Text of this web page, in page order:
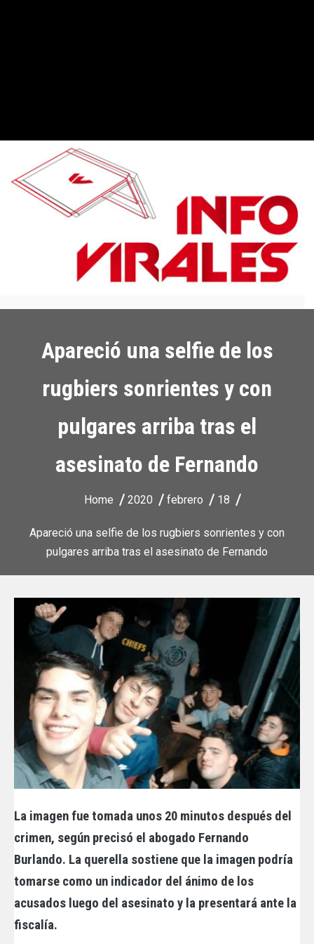
Apareció una selfie de los
rugbiers sonrientes y con
pulgares arriba tras el
asesinato de Fernando
Home 2020 febrero 18
Apareció una selfie de los rugbiers sonrientes y con
pulgares arriba tras el asesinato de Fernando
La imagen fue tomada unos 20 minutos después del
crimen, según precisó el abogado Fernando
Burlando. La querella sostiene que la imagen podría
tomarse como un indicador del ánimo de los
acusados luego del asesinato y la presentará ante la
fiscalía.